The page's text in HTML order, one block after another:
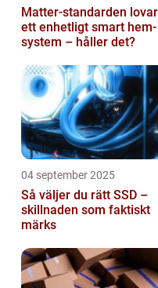
Matter-standarden lovar
ett enhetligt smart hem-
system – håller det?
04 september 2025
Så väljer du rätt SSD –
skillnaden som faktiskt
märks